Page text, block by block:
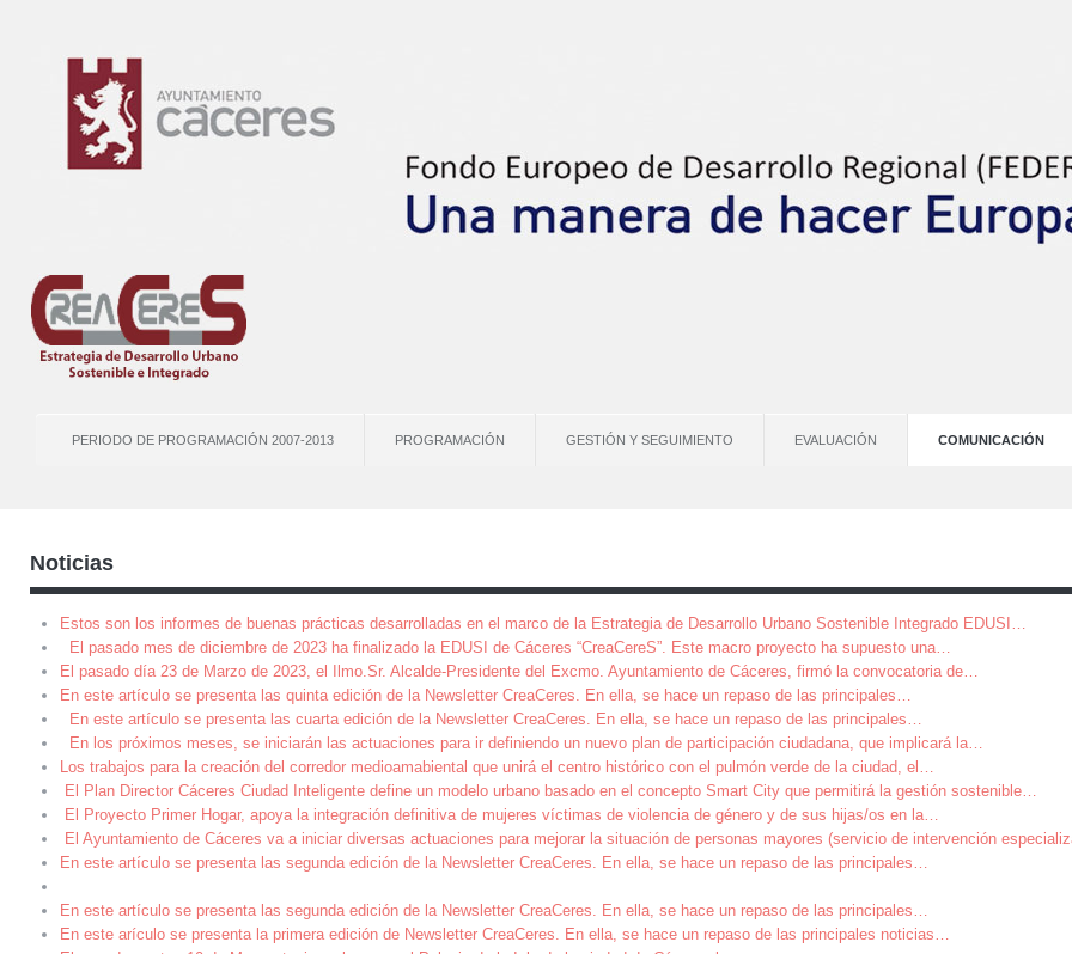
PERIODO DE PROGRAMACIÓN 2007-2013 PROGRAMACIÓN GESTIÓN Y SEGUIMIENTO EVALUACIÓN COMUNICACIÓN
Noticias
Estos son los informes de buenas prácticas desarrolladas en el marco de la Estrategia de Desarrollo Urbano Sostenible Integrado EDUSI …
El pasado mes de diciembre de 2023 ha finalizado la EDUSI de Cáceres “CreaCereS”. Este macro proyecto ha supuesto una…
El pasado día 23 de Marzo de 2023, el Ilmo.Sr. Alcalde-Presidente del Excmo. Ayuntamiento de Cáceres, firmó la convocatoria de…
En este artículo se presenta las quinta edición de la Newsletter CreaCeres. En ella, se hace un repaso de las principales…
En este artículo se presenta las cuarta edición de la Newsletter CreaCeres. En ella, se hace un repaso de las principales…
En los próximos meses, se iniciarán las actuaciones para ir definiendo un nuevo plan de participación ciudadana, que implicará la…
Los trabajos para la creación del corredor medioamabiental que unirá el centro histórico con el pulmón verde de la ciudad, el …
El Plan Director Cáceres Ciudad Inteligente define un modelo urbano basado en el concepto Smart City que permitirá la gestión sostenible…
El Proyecto Primer Hogar, apoya la integración definitiva de mujeres víctimas de violencia de género y de sus hijas/os en la…
El Ayuntamiento de Cáceres va a iniciar diversas actuaciones para mejorar la situación de personas mayores (servicio de intervención
En este artículo se presenta las segunda edición de la Newsletter CreaCeres. En ella, se hace un repaso de las principales…
En este artículo se presenta las segunda edición de la Newsletter CreaCeres. En ella, se hace un repaso de las principales…
En este arículo se presenta la primera edición de Newsletter CreaCeres. En ella, se hace un repaso de las principales noticias…